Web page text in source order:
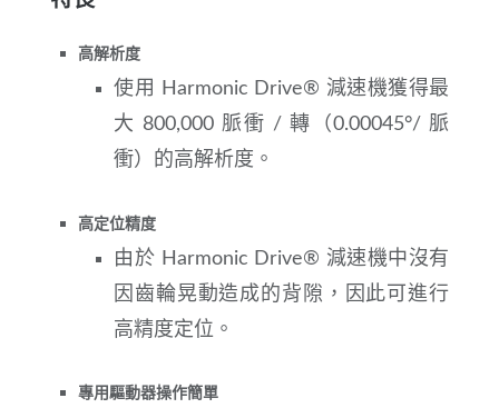
高解析度
使用 Harmonic Drive® 減速機獲得最
大 800,000 脈衝 / 轉（0.00045°/ 脈
衝）的高解析度。
高定位精度
由於 Harmonic Drive® 減速機中沒有
因齒輪晃動造成的背隙，因此可進行
高精度定位。
專用驅動器操作簡單